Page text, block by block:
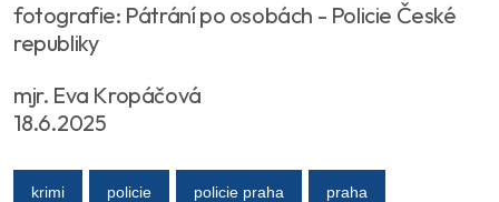
fotografie: Pátrání po osobách - Policie České
republiky
mjr. Eva Kropáčová
18.6.2025
krimi policie policie praha praha